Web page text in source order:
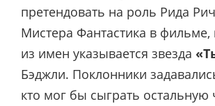
претендовать на роль Рида
Мистера Фантастика в фильме,
из имен указывается звезда
Бэджли. Поклонники
кто мог бы сыграть остальную